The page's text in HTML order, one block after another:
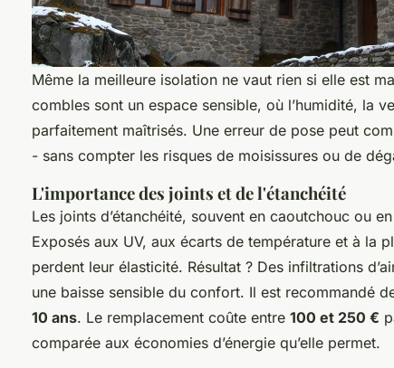
Même la meilleure isolation ne vaut rien si elle est
combles sont un espace sensible, où l’humidité, la
parfaitement maîtrisés. Une erreur de pose peut
- sans compter les risques de moisissures ou de
L'importance des joints et de l'étanchéité
Les joints d’étanchéité, souvent en caoutchouc ou
Exposés aux UV, aux écarts de température et à la
perdent leur élasticité. Résultat ? Des infiltrations
une baisse sensible du confort. Il est recommandé
10 ans. Le remplacement coûte entre 100 et 250 €
comparée aux économies d’énergie qu’elle permet.